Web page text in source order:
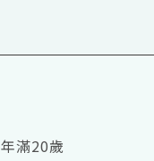
年滿20歲